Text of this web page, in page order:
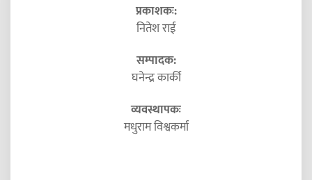
प्रकाशकः:
नितेश राई
सम्पादक:
घनेन्द्र कार्की
व्यवस्थापकः
मधुराम विश्वकर्मा